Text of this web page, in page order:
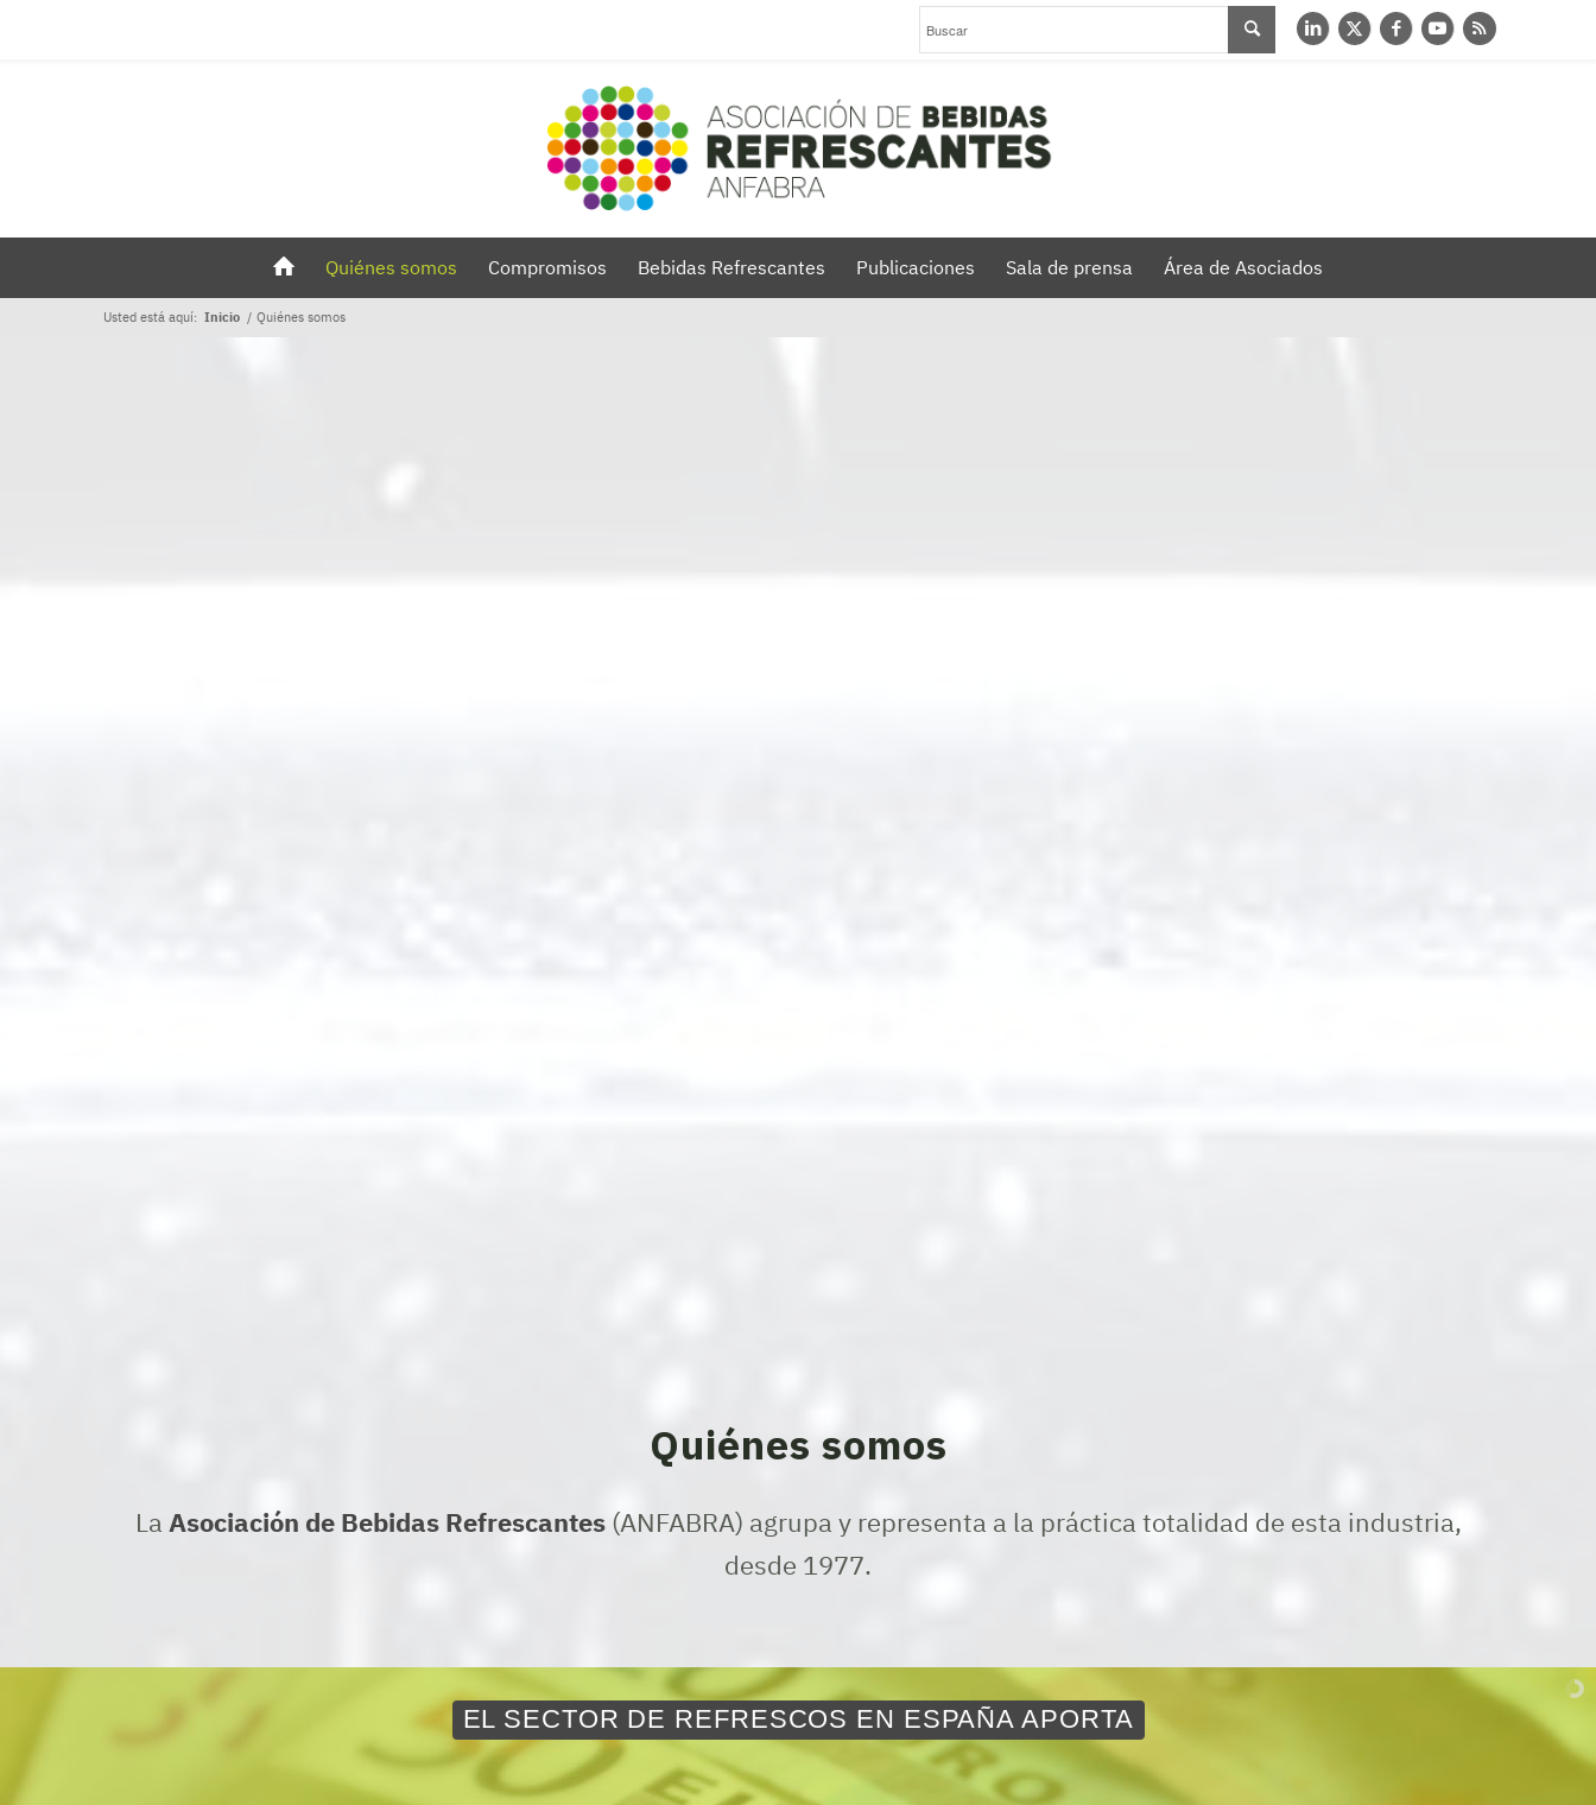
Quiénes somos Compromisos Bebidas Refrescantes Publicaciones Sala de prensa Área de Asociados
Usted está aquí: Inicio / Quiénes somos
Quiénes somos
La Asociación de Bebidas Refrescantes(ANFABRA) agrupa y representa a la práctica totalidad de esta industria,
desde 1977.
EL SECTOR DE REFRESCOS EN ESPAÑA APORTA